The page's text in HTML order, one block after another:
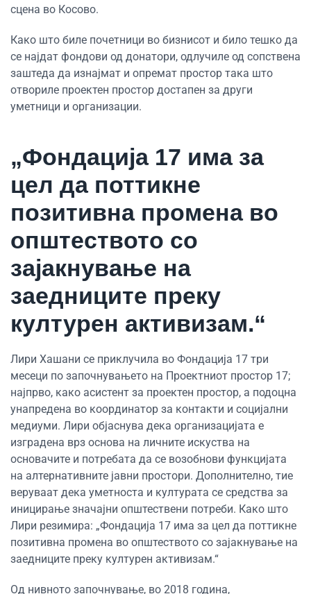
сцена во Косово.
Како што биле почетници во бизнисот и било тешко да
се најдат фондови од донатори, одлучиле од сопствена
заштеда да изнајмат и опремат простор така што
отвориле проектен простор достапен за други
уметници и организации.
„Фондација 17 има за
цел да поттикне
позитивна промена во
општеството со
зајакнување на
заедниците преку
културен активизам.“
Лири Хашани се приклучила во Фондација 17 три
месеци по започнувањето на Проектниот простор 17;
најпрво, како асистент за проектен простор, а подоцна
унапредена во координатор за контакти и социјални
медиуми. Лири објаснува дека организацијата е
изградена врз основа на личните искуства на
основачите и потребата да се возобнови функцијата
на алтернативните јавни простори. Дополнително, тие
веруваат дека уметноста и културата се средства за
иницирање значајни општествени потреби. Како што
Лири резимира: „Фондација 17 има за цел да поттикне
позитивна промена во општеството со зајакнување на
заедниците преку културен активизам.“
Од нивното започнување, во 2018 година,